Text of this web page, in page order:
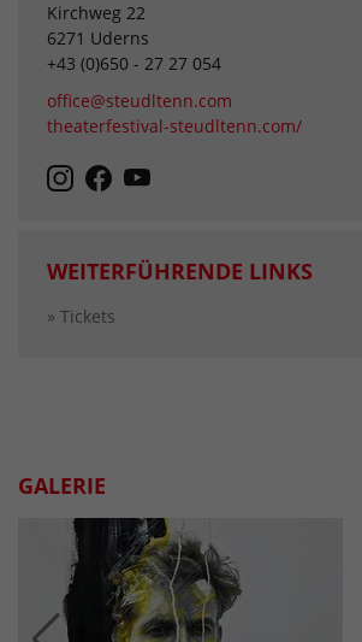
Kirchweg 22
6271 Uderns
+43 (0)650 - 27 27 054
office@steudltenn.com
theaterfestival-steudltenn.com/
WEITERFÜHRENDE LINKS
» Tickets
GALERIE